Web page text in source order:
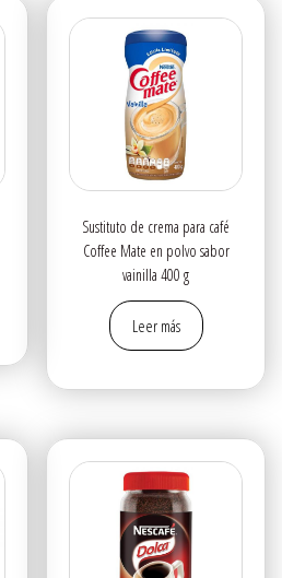
Sustituto de crema para café
Coffee Mate en polvo sabor
vainilla 400 g
Leer más